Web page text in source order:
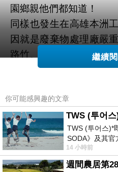
園鄉親他們都知道！
同樣也發生在高雄本洲
因就是廢棄物處理廠嚴
路竹、阿蓮鄉親，就連
親都跟著遭殃，那時候
扯這件事，不覺得無聊嗎
不僅是民進黨這幾個立
聯合起來演戲給高雄人
賴清德身為一個總統，
官員整天到處裝窮像個
繼續
你可能感興趣的文章
TWS (투어
TWS (투어스)*
SODA》及其
一經發布， 就
14 小時前